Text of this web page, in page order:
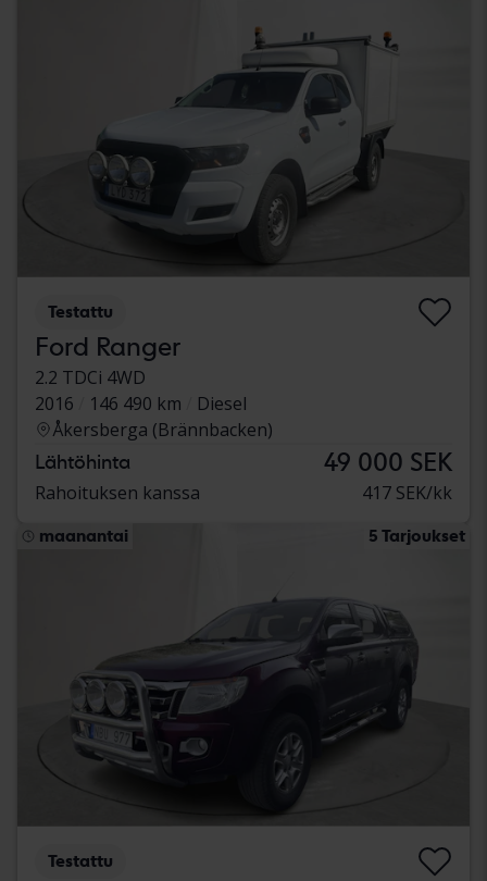
Testattu
Ford Ranger
2.2 TDCi 4WD
2016
146 490 km
Diesel
Åkersberga (Brännbacken)
Lähtöhinta 49 000 SEK
Rahoituksen kanssa 417 SEK/kk
maanantai 5 Tarjoukset
Testattu